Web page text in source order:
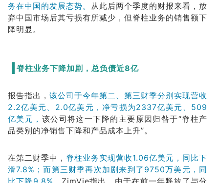
务在中国的发展态势。 从此后两个季度的财报来看，放
弃中国市场后其亏损有所减少，但脊柱业务的销售额下
降明显。
脊柱业务下降加剧，总负债近8亿
报告指出， 该公司于今年第二、第三财季分别实现营收
2.2亿美元、2.0亿美元，净亏损为2337亿美元、509
亿美元， 该公司将这一下降的主要原因归咎于“脊柱产
品类别的净销售下降和产品成本上升”。
在第二财季中， 脊柱业务实现营收1.06亿美元，同比下
滑7.8%；而第三财季再次加剧来到了9750万美元，同